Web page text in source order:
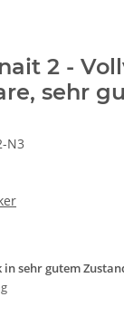
2 -
sehr
N3
sehr gutem